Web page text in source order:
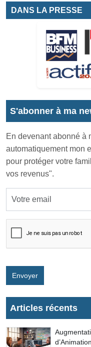
DANS LA PRESSE
S'abonner à ma
En devenant abonné à
automatiquement mon
pour protéger votre
vos revenus".
Envoyer
Articles récents